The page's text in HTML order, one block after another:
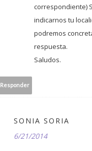
correspondiente)
indicarnos tu
podremos
respuesta.
Saludos.
Responder
SONIA SORIA
6/21/2014